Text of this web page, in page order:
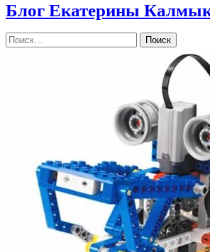
Блог Екатерины
Поиск